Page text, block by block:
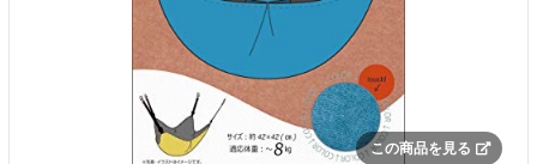
この商品を見る